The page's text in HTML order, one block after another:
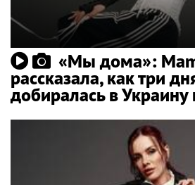
«Мы дома»:
рассказала, как три
добиралась в Украину